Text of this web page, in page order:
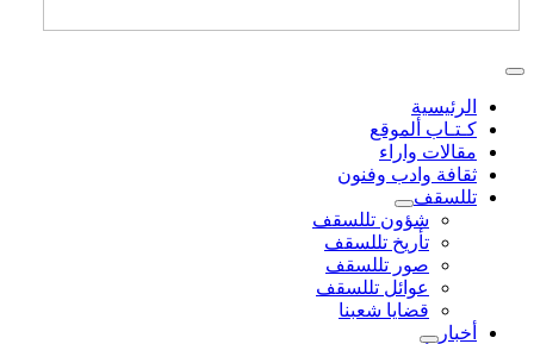
الرئيسية
كـتـاب ألموقع
مقالات واراء
ثقافة وادب وفنون
تللسقف
شؤون تللسقف
تأريخ تللسقف
صور تللسقف
عوائل تللسقف
قضايا شعبنا
أخبار